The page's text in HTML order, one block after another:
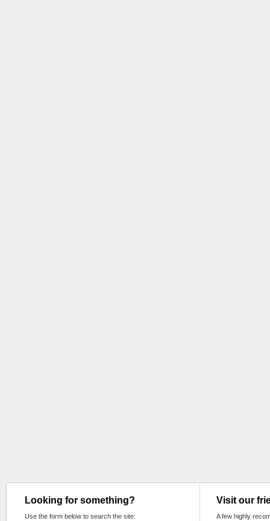
Looking for something?
Use the form below to search the site:
Visit our
A few highly